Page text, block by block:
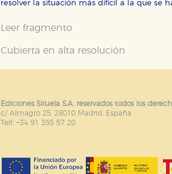
resolver la situación más difícil a la que se
Leer fragmento
Cubierta en alta resolución
Ediciones Siruela S.A. reservados todos los
c/ Almagro 25. 28010 Madrid. España
Telf. +34 91 355 57 20